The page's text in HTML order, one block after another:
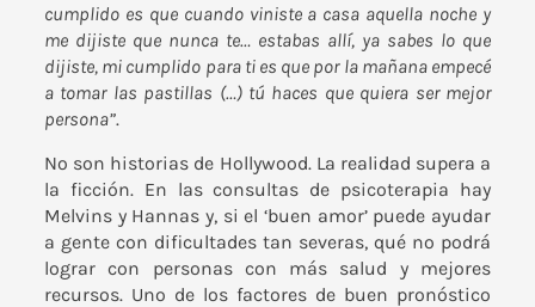
cumplido es que cuando viniste a casa aquella noche y
me dijiste que nunca te… estabas allí, ya sabes lo que
dijiste, mi cumplido para ti es que por la mañana empecé
a tomar las pastillas (…) tú haces que quiera ser mejor
persona”.
No son historias de Hollywood. La realidad supera a
la ficción. En las consultas de psicoterapia hay
Melvins y Hannas y, si el ‘buen amor’ puede ayudar
a gente con dificultades tan severas, qué no podrá
lograr con personas con más salud y mejores
recursos. Uno de los factores de buen pronóstico